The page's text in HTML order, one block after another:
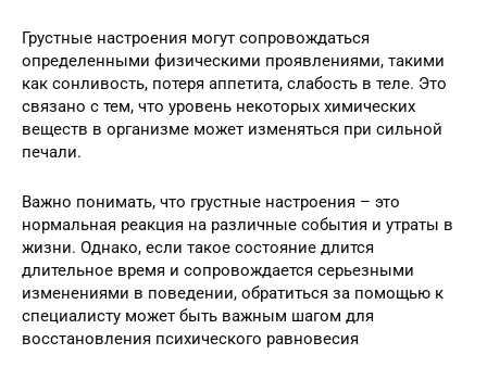
Грустные настроения могут сопровождаться
определенными физическими проявлениями, такими
как сонливость, потеря аппетита, слабость в теле. Это
связано с тем, что уровень некоторых химических
веществ в организме может изменяться при сильной
печали.
Важно понимать, что грустные настроения – это
нормальная реакция на различные события и утраты в
жизни. Однако, если такое состояние длится
длительное время и сопровождается серьезными
изменениями в поведении, обратиться за помощью к
специалисту может быть важным шагом для
восстановления психического равновесия